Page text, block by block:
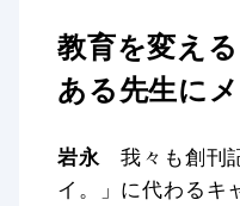
教育を変え
ある先生に
岩永我々も創刊
イ。」に代わるキ